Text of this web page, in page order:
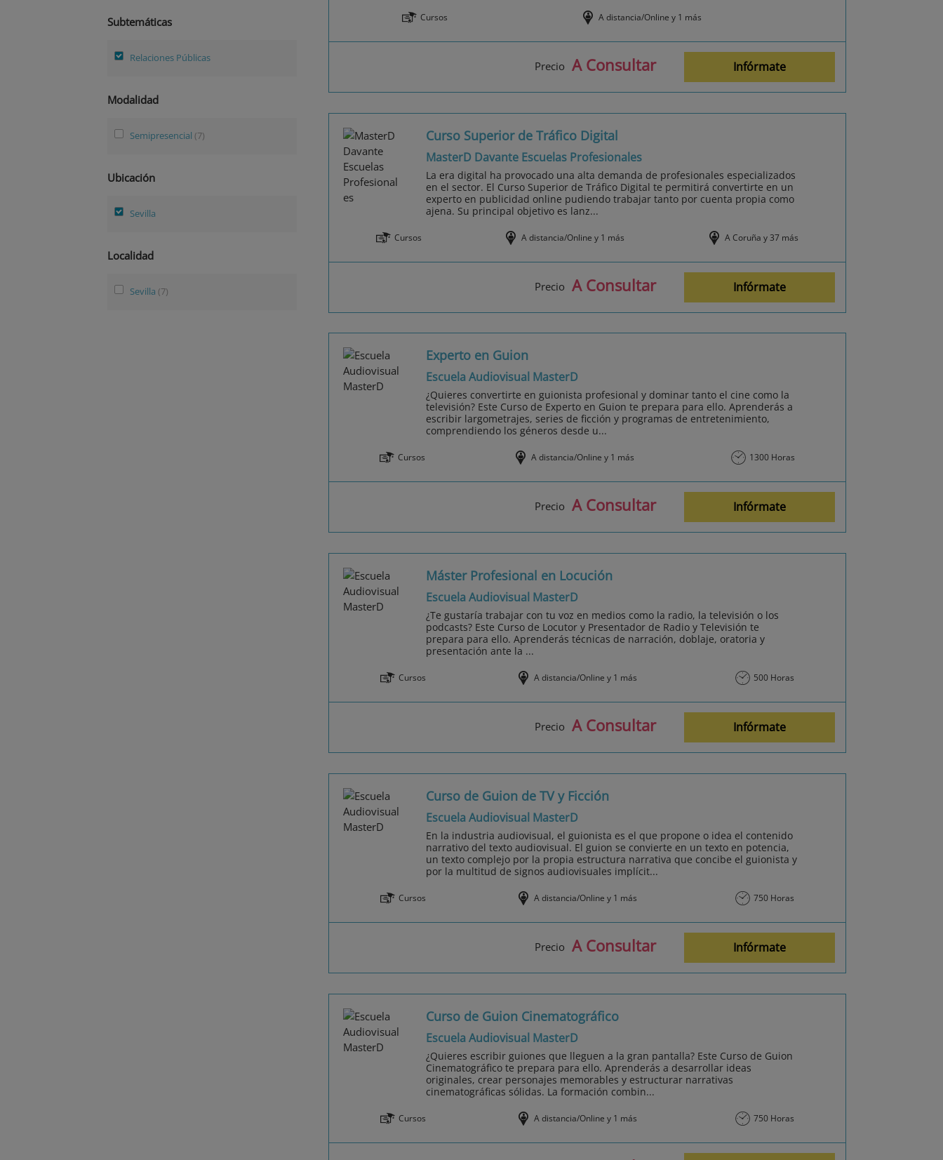
Subtemáticas
Relaciones Públicas
Modalidad
Semipresencial (7)
Ubicación
Sevilla
Localidad
Sevilla (7)
Cursos A distancia/Online y 1 más
Precio A Consultar Infórmate
Curso Superior de Tráfico Digital
MasterD Davante Escuelas Profesionales
La era digital ha provocado una alta demanda de profesionales especializados
en el sector. El Curso Superior de Tráfico Digital te permitirá convertirte en un
experto en publicidad online pudiendo trabajar tanto por cuenta propia como
ajena. Su principal objetivo es lanz...
Cursos A distancia/Online y 1 más A Coruña y 37 más
Precio A Consultar Infórmate
Experto en Guion
Escuela Audiovisual MasterD
¿Quieres convertirte en guionista profesional y dominar tanto el cine como la
televisión? Este Curso de Experto en Guion te prepara para ello. Aprenderás a
escribir largometrajes, series de ficción y programas de entretenimiento,
comprendiendo los géneros desde u...
Cursos A distancia/Online y 1 más 1300 Horas
Precio A Consultar Infórmate
Máster Profesional en Locución
Escuela Audiovisual MasterD
¿Te gustaría trabajar con tu voz en medios como la radio, la televisión o los
podcasts? Este Curso de Locutor y Presentador de Radio y Televisión te
prepara para ello. Aprenderás técnicas de narración, doblaje, oratoria y
presentación ante la ...
Cursos A distancia/Online y 1 más 500 Horas
Precio A Consultar Infórmate
Curso de Guion de TV y Ficción
Escuela Audiovisual MasterD
En la industria audiovisual, el guionista es el que propone o idea el contenido
narrativo del texto audiovisual. El guion se convierte en un texto en potencia,
un texto complejo por la propia estructura narrativa que concibe el guionista y
por la multitud de signos audiovisuales implícit...
Cursos A distancia/Online y 1 más 750 Horas
Precio A Consultar Infórmate
Curso de Guion Cinematográfico
Escuela Audiovisual MasterD
¿Quieres escribir guiones que lleguen a la gran pantalla? Este Curso de Guion
Cinematográfico te prepara para ello. Aprenderás a desarrollar ideas
originales, crear personajes memorables y estructurar narrativas
cinematográficas sólidas. La formación combin...
Cursos A distancia/Online y 1 más 750 Horas